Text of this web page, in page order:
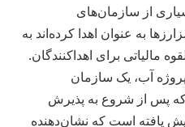
از سازمان‌های
به عنوان اهدا کرده‌اند به
مالیاتی برای اهداکنندگان.
مثال، در سال 2025، پروژه آب، یک سازمان
که پس از شروع به پذیرش
اهداها 30٪ افزایش یافته است که نشان‌دهنده